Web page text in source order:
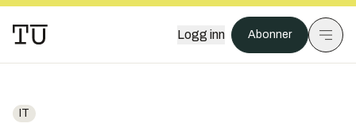
Logg inn Abonner
IT